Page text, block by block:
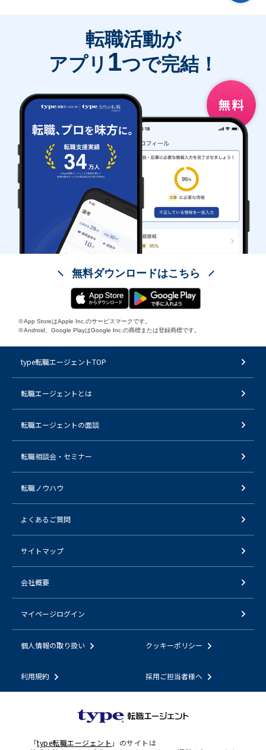
転職活動が
アプリ 1つで完結！
無料ダウンロードはこちら
※App StoreはApple Inc.のサービスマークです。
※Android、Google PlayはGoogle Inc.の商標または登録商標です。
type転職エージェントTOP
転職エージェントとは
転職エージェントの面談
転職相談会・セミナー
転職ノウハウ
よくあるご質問
サイトマップ
会社概要
マイページログイン
個人情報の取り扱い クッキーポリシー
利用規約 採用ご担当者様へ
「type転職エージェント 」のサイトは